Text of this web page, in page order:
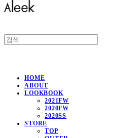
HOME
ABOUT
LOOKBOOK
2021FW
2020FW
2020SS
STORE
TOP